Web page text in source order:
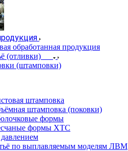
обработанная продукция
(отливки)
(штамповки)
штамповка
штамповка (поковки)
формы
формы ХТС
по выплавляемым моделям ЛВМ